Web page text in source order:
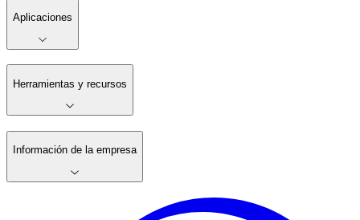
Aplicaciones
Herramientas y recursos
Información de la empresa